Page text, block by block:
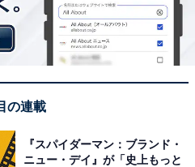
覚の滞在拠点となることを目指す。画像
の連載
『スパイダーマン：ブランド・
ニュー・デイ』が「史上もっと